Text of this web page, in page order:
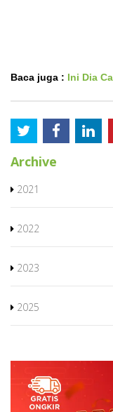
Baca juga : Ini Dia
Archive
2021
2022
2023
2025